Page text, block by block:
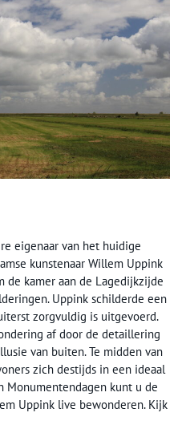
eigenaar van het huidige
kunstenaar Willem Uppink
de kamer aan de Lagedijkzijde
Uppink schilderde een
zorgvuldig is uitgevoerd.
af door de detaillering
van buiten. Te midden van
zich destijds in een ideaal
Monumentendagen kunt u de
Uppink live bewonderen. Kijk